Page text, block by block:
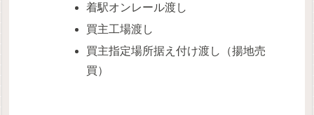
着駅オンレール渡し
買主工場渡し
買主指定場所据え付け渡し（揚地売
買）